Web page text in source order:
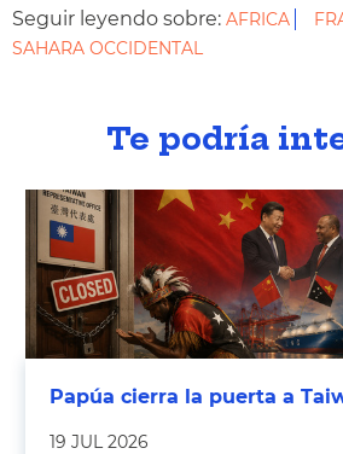
Seguir leyendo sobre: AFRICA
SAHARA OCCIDENTAL
Te podría
Papúa cierra la puerta a
19 JUL 2026